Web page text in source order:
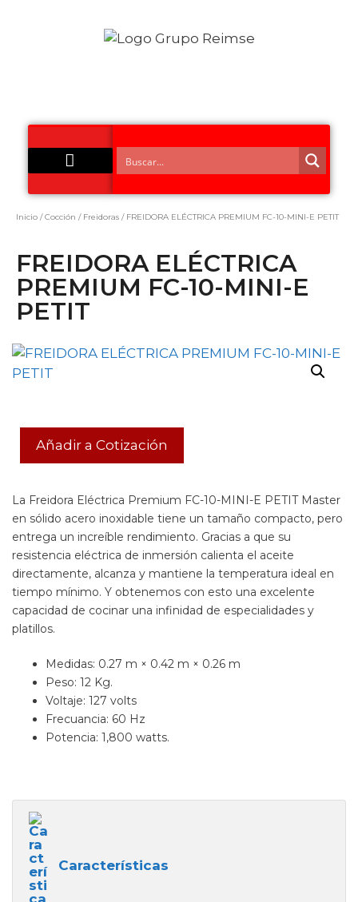
Inicio /Cocción / Freidoras / FREIDORA ELÉCTRICA PREMIUM FC-10-MINI-E PETIT
FREIDORA ELÉCTRICA
PREMIUM FC-10-MINI-E
PETIT
Añadir a Cotización
La Freidora Eléctrica Premium FC-10-MINI-E PETIT Master
en sólido acero inoxidable tiene un tamaño compacto, pero
entrega un increíble rendimiento. Gracias a que su
resistencia eléctrica de inmersión calienta el aceite
directamente, alcanza y mantiene la temperatura ideal en
tiempo mínimo. Y obtenemos con esto una excelente
capacidad de cocinar una infinidad de especialidades y
platillos.
Medidas: 0.27 m × 0.42 m × 0.26 m
Peso: 12 Kg.
Voltaje: 127 volts
Frecuancia: 60 Hz
Potencia: 1,800 watts.
Características